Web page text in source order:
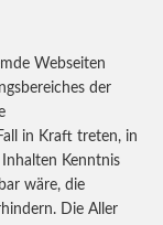
Webseiten
der
in Kraft treten, in
Kenntnis
wäre, die
Die Aller